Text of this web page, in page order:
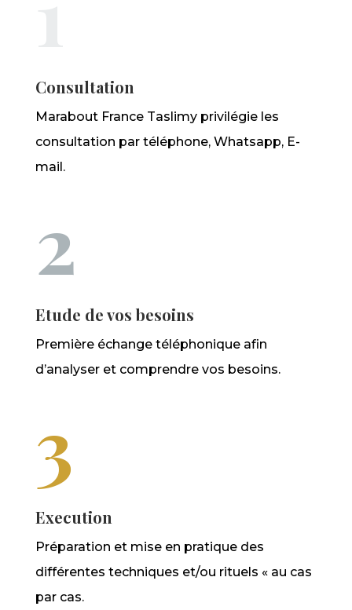
Consultation
Marabout France Taslimy privilégie les
consultation par téléphone, Whatsapp, E-
mail.
2
Etude de vos besoins
Première échange téléphonique afin
d’analyser et comprendre vos besoins.
3
Execution
Préparation et mise en pratique des
différentes techniques et/ou rituels « au cas
par cas.